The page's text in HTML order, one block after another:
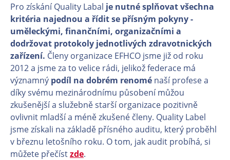
Pro získání Quality Labal je nutné splňovat všechna
kritéria najednou a řídit se přísným pokyny -
uměleckými, finančními, organizačními a
dodržovat protokoly jednotlivých zdravotnických
zařízení. Členy organizace EFHCO jsme již od roku
2012 a jsme za to velice rádi, jelikož federace má
významný podíl na dobrém renomé naší profese a
díky svému mezinárodnímu působení můžou
zkušenější a služebně starší organizace pozitivně
ovlivnit mladší a méně zkušené členy. Quality Label
jsme získali na základě přísného auditu, který proběhl
v březnu letošního roku. O tom, jak audit probíhá, si
můžete přečístzde.